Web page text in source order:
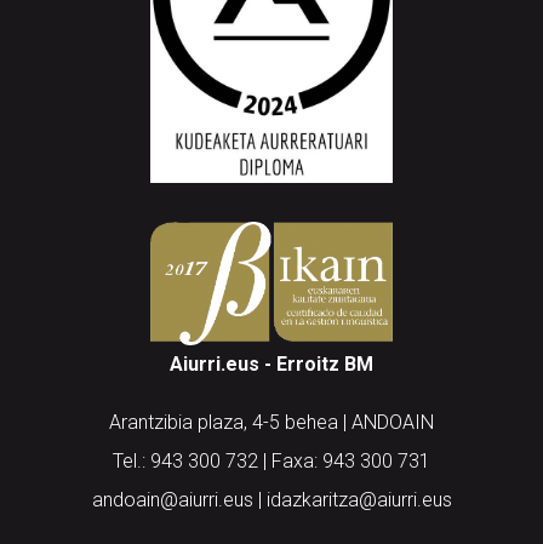
Aiurri.eus - Erroitz BM
Arantzibia plaza, 4-5 behea | ANDOAIN
Tel.: 943 300 732 | Faxa: 943 300 731
andoain@aiurri.eus | idazkaritza@aiurri.eus
Codesyntaxek garatua